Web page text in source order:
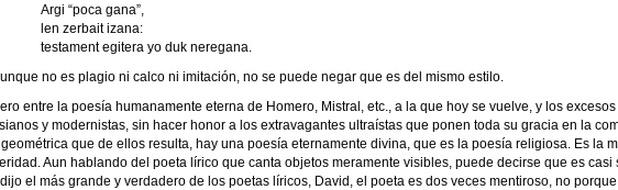
Argi “poca gana”,
len zerbait izana:
testament egitera yo duk neregana.
no es plagio ni calco ni imitación, no se puede negar que es del mismo estilo.
entre la poesía humanamente eterna de Homero, Mistral, etc., a la que hoy se vuelve, y los
y modernistas, sin hacer honor a los extravagantes ultraístas que ponen toda su gracia en la
que de ellos resulta, hay una poesía eternamente divina, que es la poesía religiosa. Es la
Aun hablando del poeta lírico que canta objetos meramente visibles, puede decirse que es casi
el más grande y verdadero de los poetas líricos, David, el poeta es dos veces mentiroso, no